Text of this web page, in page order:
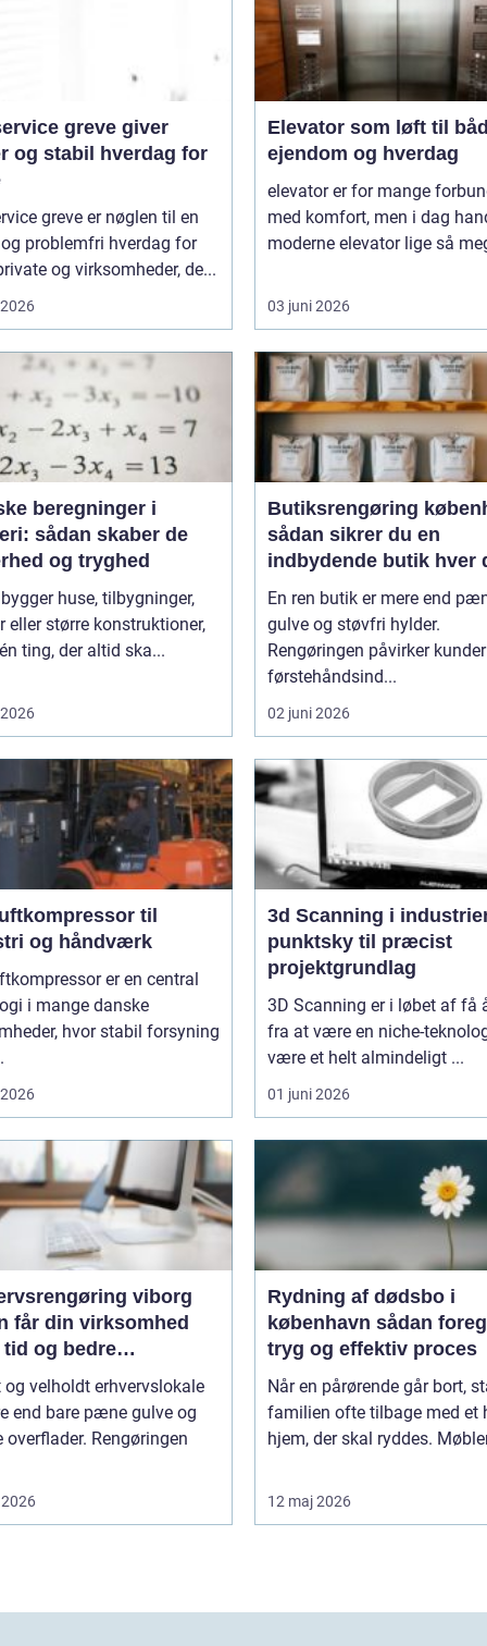
greve giver
og stabil hverdag for
greve er nøglen til en
problemfri hverdag for
og virksomheder, de...
Elevator som løft til
ejendom og hverdag
elevator er for mange
med komfort, men i dag
moderne elevator lige så
03 juni 2026
beregninger i
sådan skaber de
og tryghed
huse, tilbygninger,
eller større konstruktioner,
ting, der altid ska...
Butiksrengøring
sådan sikrer du en
indbydende butik hver
En ren butik er mere end
gulve og støvfri hylder.
Rengøringen påvirker
førstehåndsind...
02 juni 2026
til
og håndværk
er en central
i mange danske
hvor stabil forsyning
3d Scanning i
punktsky til præcist
projektgrundlag
3D Scanning er i løbet af få
fra at være en niche-
være et helt almindeligt ...
01 juni 2026
viborg
får din virksomhed
tid og bedre
og velholdt erhvervslokale
end bare pæne gulve og
overflader. Rengøringen
Rydning af dødsbo i
københavn sådan foregår en
tryg og effektiv proces
Når en pårørende går bort,
familien ofte tilbage med et
hjem, der skal ryddes.
12 maj 2026